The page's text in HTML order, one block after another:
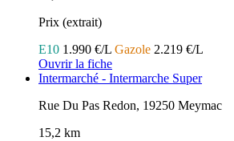
Prix (extrait)
E10 1.990 €/L Gazole 2.219 €/L
Ouvrir la fiche
Intermarché - Intermarche Super
Rue Du Pas Redon, 19250 Meymac
15,2 km